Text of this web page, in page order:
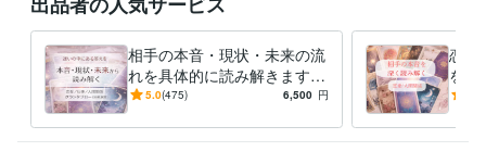
※2１時以降はいかなるお答えも出来かねます。
・不明点、質問も基本的に当日中とさせていただきます。承諾後もお答
えできません
トークルーム管理の為、正式な納品後、やりとりが終了しましたらすぐ
相手の本音・現状・未来の流
れを具体的に読み解きます
恋愛・仕事・人間関係の背景
えます
5.0(475) 6,500 円
恋愛
を深
0年